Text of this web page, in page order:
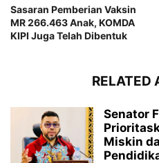
Sasaran Pemberian Vaksin
MR 266.463 Anak, KOMDA
KIPI Juga Telah Dibentuk
RELATED
Senator
Miskin